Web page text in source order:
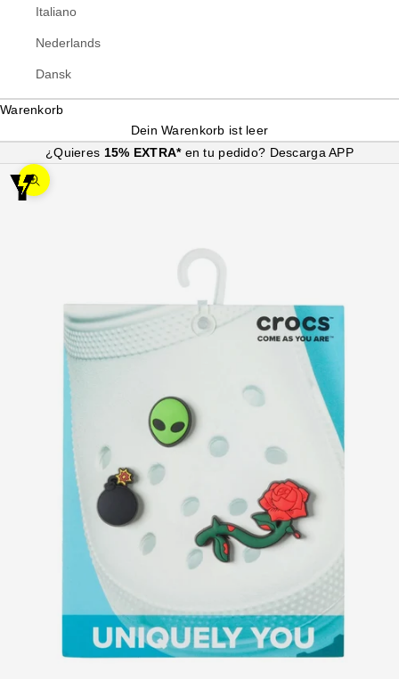
Italiano
Nederlands
Dansk
Warenkorb
Dein Warenkorb ist leer
¿Quieres 15% EXTRA* en tu pedido? Descarga APP
Bild vergrößern